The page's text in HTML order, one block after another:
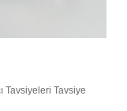
Tavsiyeleri Tavsiye